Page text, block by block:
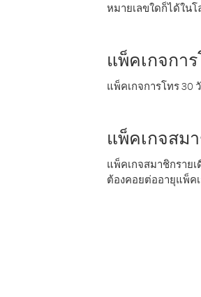
หมายเลขใดก็ได้ใน
แพ็คเกจกา
แพ็คเกจการโทร 30
แพ็คเกจสม
แพ็คเกจสมาชิกราย
ต้องคอยต่ออายุแพ็ค